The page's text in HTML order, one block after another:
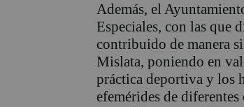
Además, el
Especiales, con las que
contribuido de manera
Mislata, poniendo en
práctica deportiva y los
efemérides de